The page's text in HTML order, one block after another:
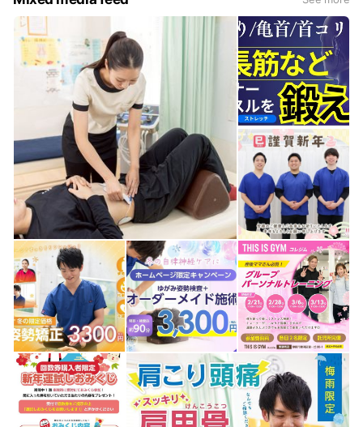
など広範囲にわたります。 姿勢を支える骨格筋
（インナーマッスル）は通常、ヨガなどで2～3年
かけて鍛える必要がありますが、楽トレならわず
か3～6ヶ月という短期間で効率よく鍛えられま
す。「ダイエットやメタボ対策 」「痛みや歪みの
原因予防・再発防止」という方に特におすすめで
す。